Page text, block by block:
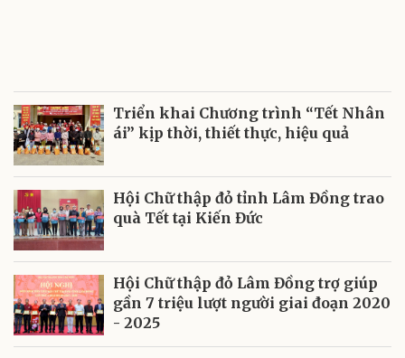
Triển khai Chương trình “Tết Nhân
ái” kịp thời, thiết thực, hiệu quả
Hội Chữ thập đỏ tỉnh Lâm Đồng trao
quà Tết tại Kiến Đức
Hội Chữ thập đỏ Lâm Đồng trợ giúp
gần 7 triệu lượt người giai đoạn 2020
- 2025